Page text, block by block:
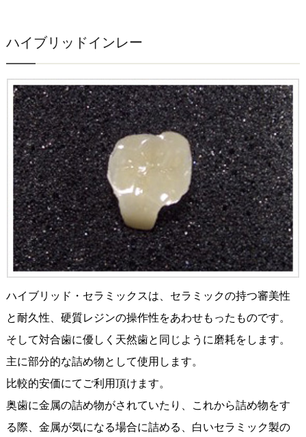
ハイブリッドインレー
ハイブリッド・セラミックスは、セラミックの持つ審美性
と耐久性、硬質レジンの操作性をあわせもったものです。
そして対合歯に優しく天然歯と同じように磨耗をします。
主に部分的な詰め物として使用します。
比較的安価にてご利用頂けます。
奥歯に金属の詰め物がされていたり、これから詰め物をす
る際、金属が気になる場合に詰める、白いセラミック製の